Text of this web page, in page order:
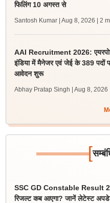
फिलिंग 10 अगस्त से
Santosh Kumar | Aug 8, 2026 | 2
AAI Recruitment 2026:
इंडिया में मैनेजर एवं जेई के 389 पदों
आवेदन शुरू
Abhay Pratap Singh | Aug 8, 2026
[
SSC GD Constable Result
रिजल्ट कब आएगा? जानें लेटेस्ट